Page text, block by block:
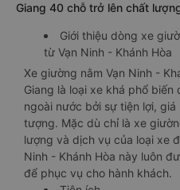
Giang 40 chỗ trở lên chất
Giới thiệu dòng xe
từ Vạn Ninh - Khánh Hòa
Xe giường nằm Vạn Ninh -
Giang là loại xe khá phổ
ngoài nước bởi sự tiện lợi,
tượng. Mặc dù chỉ là xe
lượng và dịch vụ của loại xe
Ninh - Khánh Hòa này luôn
để phục vụ cho hành khách.